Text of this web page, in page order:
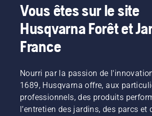
Vous êtes sur le site
Husqvarna Forêt et
France
Nourri par la passion de
1689, Husqvarna offre, aux
professionnels, des produits
l’entretien des jardins, des parcs et